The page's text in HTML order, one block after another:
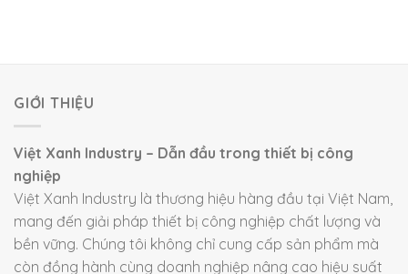
GIỚI THIỆU
Việt Xanh Industry – Dẫn đầu trong thiết bị công
nghiệp
Việt Xanh Industry là thương hiệu hàng đầu tại Việt Nam,
mang đến giải pháp thiết bị công nghiệp chất lượng và
bền vững. Chúng tôi không chỉ cung cấp sản phẩm mà
còn đồng hành cùng doanh nghiệp nâng cao hiệu suất